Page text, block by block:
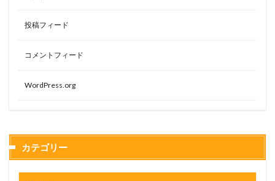
投稿フィード
コメントフィード
WordPress.org
カテゴリー